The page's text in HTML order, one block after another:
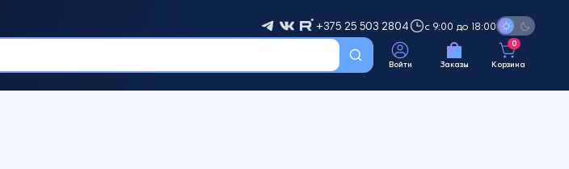
+375 25 503 2804 с 9:00 до 18:00
Войти Заказы
0
Корзина